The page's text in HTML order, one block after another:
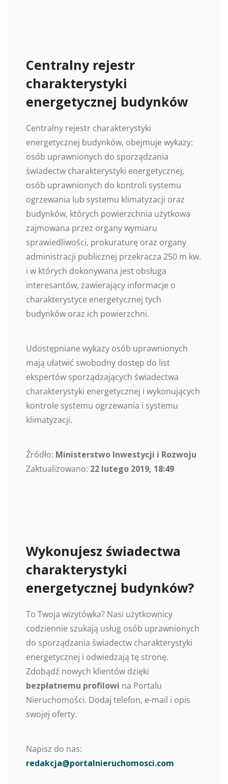
Centralny rejestr
charakterystyki
energetycznej budynków
Centralny rejestr charakterystyki
energetycznej budynków, obejmuje wykazy:
osób uprawnionych do sporządzania
świadectw charakterystyki energetycznej,
osób uprawnionych do kontroli systemu
ogrzewania lub systemu klimatyzacji oraz
budynków, których powierzchnia użytkowa
zajmowana przez organy wymiaru
sprawiedliwości, prokuraturę oraz organy
administracji publicznej przekracza 250 m kw.
i w których dokonywana jest obsługa
interesantów, zawierający informacje o
charakterystyce energetycznej tych
budynków oraz ich powierzchni.
Udostępniane wykazy osób uprawnionych
mają ułatwić swobodny dostęp do list
ekspertów sporządzających świadectwa
charakterystyki energetycznej i wykonujących
kontrole systemu ogrzewania i systemu
klimatyzacji.
Źródło: Ministerstwo Inwestycji i Rozwoju
Zaktualizowano: 22 lutego 2019, 18:49
Wykonujesz świadectwa
charakterystyki
energetycznej budynków?
To Twoja wizytówka? Nasi użytkownicy
codziennie szukają usług osób uprawnionych
do sporządzania świadectw charakterystyki
energetycznej i odwiedzają tę stronę.
Zdobądź nowych klientów dzięki
bezpłatnemu profilowi na Portalu
Nieruchomości. Dodaj telefon, e-mail i opis
swojej oferty.
Napisz do nas:
redakcja@portalnieruchomosci.com